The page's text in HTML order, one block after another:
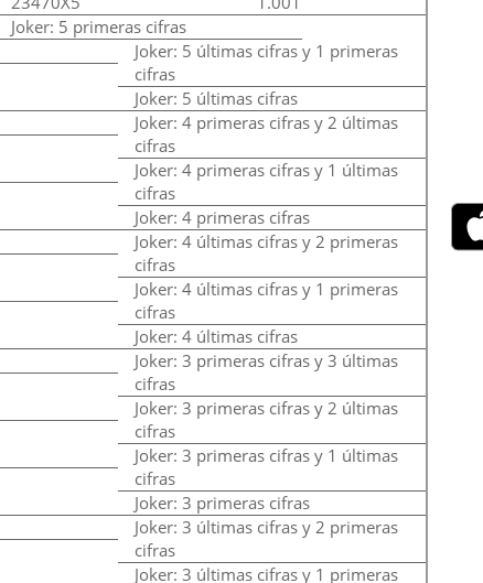
Joker: 5 primeras cifras
Joker: 5 últimas cifras y 1 primeras
cifras
Joker: 5 últimas cifras
Joker: 4 primeras cifras y 2 últimas
cifras
Joker: 4 primeras cifras y 1 últimas
cifras
Joker: 4 primeras cifras
Joker: 4 últimas cifras y 2 primeras
cifras
Joker: 4 últimas cifras y 1 primeras
cifras
Joker: 4 últimas cifras
Joker: 3 primeras cifras y 3 últimas
cifras
Joker: 3 primeras cifras y 2 últimas
cifras
Joker: 3 primeras cifras y 1 últimas
cifras
Joker: 3 primeras cifras
Joker: 3 últimas cifras y 2 primeras
cifras
Joker: 3 últimas cifras y 1 primeras